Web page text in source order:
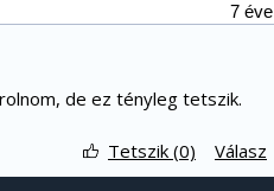
7 éve
de ez tényleg tetszik.
Válasz
Tetszik (0)